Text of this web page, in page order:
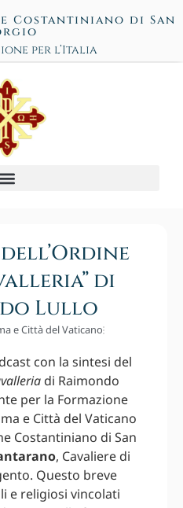
Costantiniano di San
per l’Italia
di
Lullo
e Città del Vaticano
con la sintesi del
di Raimondo
per la Formazione
e Città del Vaticano
Costantiniano di San
, Cavaliere di
Questo breve
e religiosi vincolati